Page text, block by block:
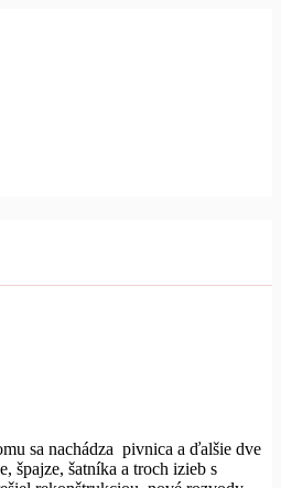
sa nachádza pivnica a ďalšie dve
špajze, šatníka a troch izieb s